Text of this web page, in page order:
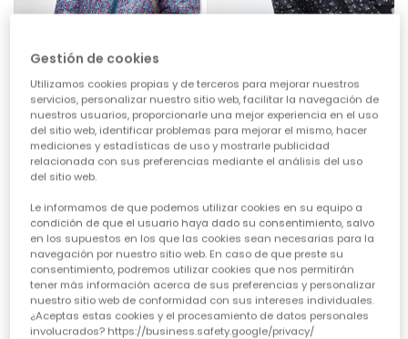
Parka reversible teixit tècnic nena verda
59,95 €
59,95 €
Gestión de cookies
Utilizamos cookies propias y de terceros para mejorar nuestros
servicios, personalizar nuestro sitio web, facilitar la navegación de
nuestros usuarios, proporcionarle una mejor experiencia en el uso
del sitio web, identificar problemas para mejorar el mismo, hacer
mediciones y estadísticas de uso y mostrarle publicidad
relacionada con sus preferencias mediante el análisis del uso
del sitio web.
Le informamos de que podemos utilizar cookies en su equipo a
condición de que el usuario haya dado su consentimiento, salvo
en los supuestos en los que las cookies sean necesarias para la
navegación por nuestro sitio web. En caso de que preste su
consentimiento, podremos utilizar cookies que nos permitirán
tener más información acerca de sus preferencias y personalizar
nuestro sitio web de conformidad con sus intereses individuales.
¿Aceptas estas cookies y el procesamiento de datos personales
involucrados? https://business.safety.google/privacy/